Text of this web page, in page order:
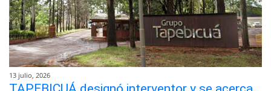
13 julio, 2026